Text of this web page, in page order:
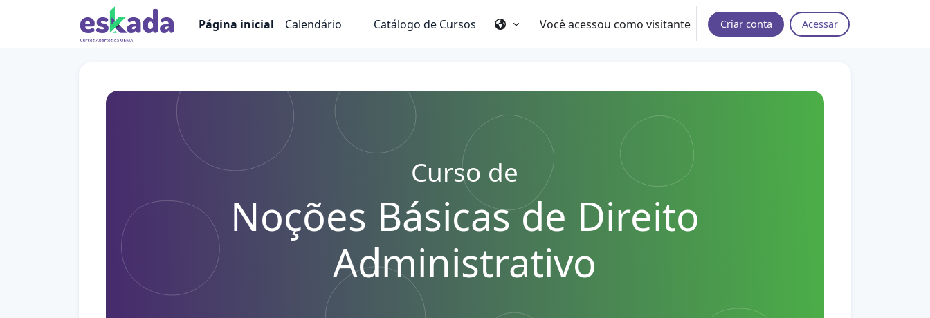
Ir para o conteúdo principal
Página inicial
Calendário Catálogo de Cursos Você acessou como visitante Criar conta Acessar
Curso de
Noções Básicas de Direito
Administrativo